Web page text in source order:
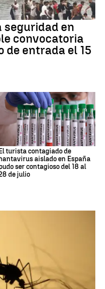
en
convocatoria
de entrada el 15
El turista contagiado de
hantavirus aislado en España
ser contagioso del 18 al
de julio